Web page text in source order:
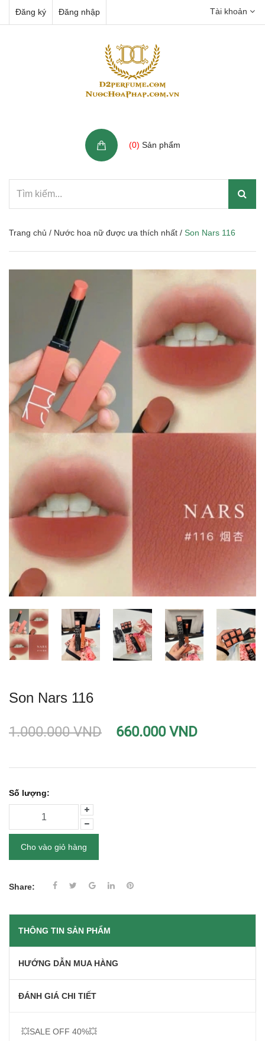
Đăng ký Đăng nhập Tài khoản
(0) Sản phẩm
Trang chủ / Nước hoa nữ được ưa thích nhất / Son Nars 116
Son Nars 116
1.000.000 VND 660.000 VND
Số lượng:
Cho vào giỏ hàng
Share:
THÔNG TIN SẢN PHẨM
HƯỚNG DẪN MUA HÀNG
ĐÁNH GIÁ CHI TIẾT
💥SALE OFF 40%💥